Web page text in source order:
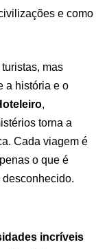
e como
mas
a história e o
,
torna a
Cada viagem é
o que é
incríveis